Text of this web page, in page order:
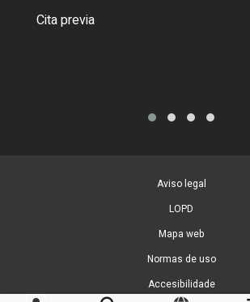
Cita previa
Aviso legal
LOPD
Mapa web
Normas de uso
Accesibilidade